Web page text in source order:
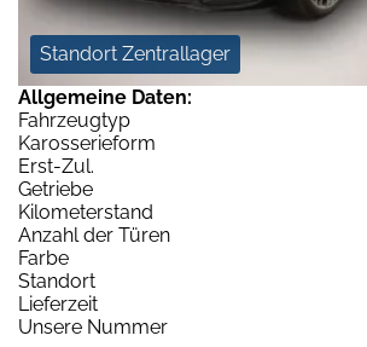
Standort Zentrallager
Allgemeine Daten:
Fahrzeugtyp
Karosserieform
Erst-Zul.
Getriebe
Kilometerstand
Anzahl der Türen
Farbe
Standort
Lieferzeit
Unsere Nummer